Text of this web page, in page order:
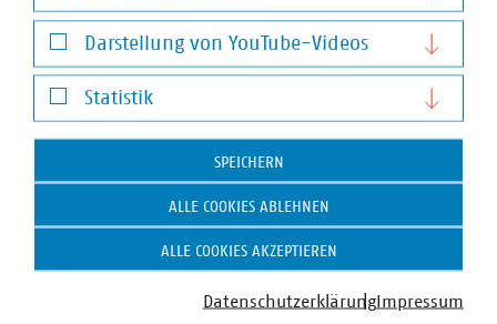
Moritz Englberger Maluska
Notwendige Cookies
Darstellung von YouTube-Videos
Darstellung von YouTube-Videos
Statistik
Statistik
SPEICHERN
ALLE COOKIES ABLEHNEN
ALLE COOKIES AKZEPTIEREN
DatenschutzerklärungImpressum